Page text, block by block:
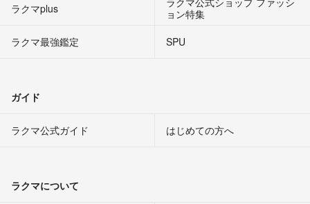
ラクマplus
ョン特集
ラクマ最強鑑定
SPU
ガイド
ラクマ公式ガイド はじめての方へ
ラクマについて